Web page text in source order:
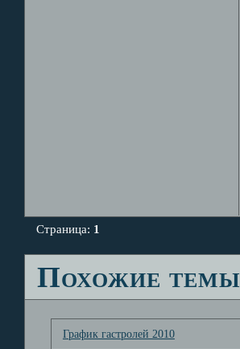
Страница: 1
Похожие темы
График гастролей 2010